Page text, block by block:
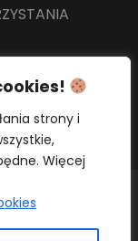
strony i
Więcej
-